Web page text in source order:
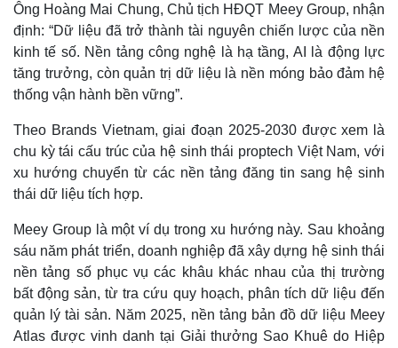
Thế giới
Quan sát
Cuộc sống đó đây
Hồ sơ
Video
Ảnh
E-Magazine
Infographic
Ông Hoàng Mai Chung, Chủ tịch HĐQT Meey Group, nhận
định: “Dữ liệu đã trở thành tài nguyên chiến lược của nền
kinh tế số. Nền tảng công nghệ là hạ tầng, AI là động lực
tăng trưởng, còn quản trị dữ liệu là nền móng bảo đảm hệ
thống vận hành bền vững”.
Theo Brands Vietnam, giai đoạn 2025-2030 được xem là
chu kỳ tái cấu trúc của hệ sinh thái proptech Việt Nam, với
xu hướng chuyển từ các nền tảng đăng tin sang hệ sinh
thái dữ liệu tích hợp.
Meey Group là một ví dụ trong xu hướng này. Sau khoảng
sáu năm phát triển, doanh nghiệp đã xây dựng hệ sinh thái
nền tảng số phục vụ các khâu khác nhau của thị trường
bất động sản, từ tra cứu quy hoạch, phân tích dữ liệu đến
quản lý tài sản. Năm 2025, nền tảng bản đồ dữ liệu Meey
Atlas được vinh danh tại Giải thưởng Sao Khuê do Hiệp